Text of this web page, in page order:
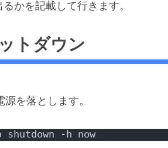
かを記載して行きます。
トダウン
を落とします。
shutdown -h now